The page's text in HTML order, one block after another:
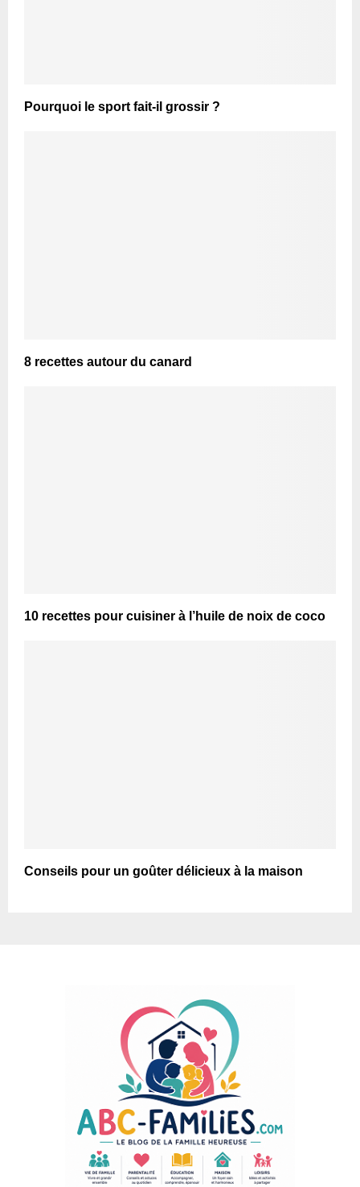
Pourquoi le sport fait-il grossir ?
8 recettes autour du canard
10 recettes pour cuisiner à l’huile de noix de coco
Conseils pour un goûter délicieux à la maison